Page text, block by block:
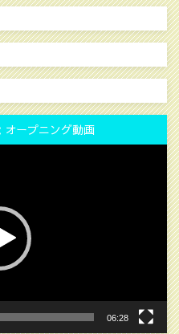
オープニング動画
06:28